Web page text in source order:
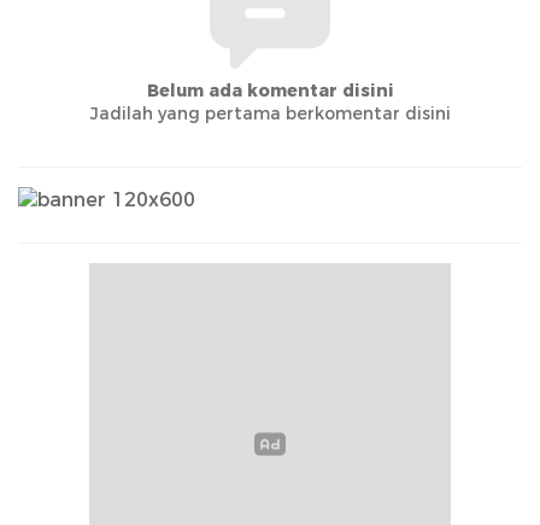
Belum ada komentar disini
Jadilah yang pertama berkomentar disini